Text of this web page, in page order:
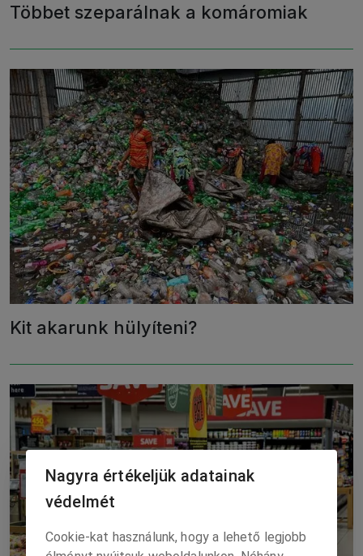
Többet szeparálnak a komáromiak
Kit akarunk hülyíteni?
Nagyra értékeljük adatainak
védelmét
Cookie-kat használunk, hogy a lehető legjobb